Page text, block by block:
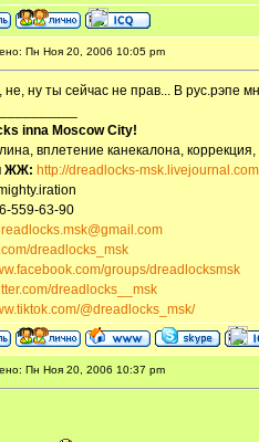
Пн Ноя 20, 2006 10:05 pm
, не, ну ты сейчас не прав... В рус.рэпе
inna Moscow Сity!
вплетение канекалона,
ЖЖ: http://dreadlocks-
559-63-90
dreadlocks_msk
groups/dreadlocksmsk
dreadlocks__msk
@dreadlocks_msk/
Пн Ноя 20, 2006 10:37 pm